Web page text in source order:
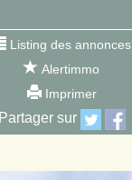
Listing des annonces
Alertimmo
Imprimer
Partager sur